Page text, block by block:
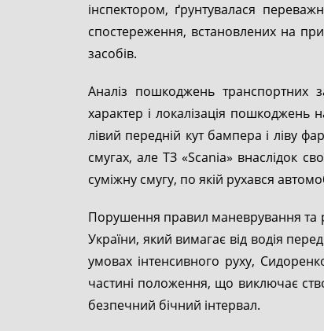
інспектором, ґрунтувалася
спостереження, встановлених на
засобів.
Аналіз пошкоджень транспортних
характер і локалізація пошкоджень
лівий передній кут бампера і ліву
смугах, але ТЗ «Scania» внаслідок
суміжну смугу, по якій рухався
Порушення правил маневрування та
України, який вимагає від водія
умовах інтенсивного руху,
частині положення, що виключає
безпечний бічний інтервал.